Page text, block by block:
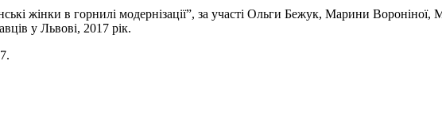
жінки в горнилі модернізації”, за участі Ольги Бежук, Марини
у Львові, 2017 рік.